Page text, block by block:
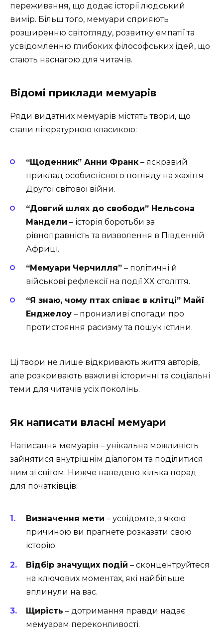
переживання, що додає історії людський
вимір. Більш того, мемуари сприяють
розширенню світогляду, розвитку емпатії та
усвідомленню глибоких філософських ідей, що
стають наснагою для читачів.
Відомі приклади мемуарів
Ряди видатних мемуарів містять твори, що
стали літературною класикою:
“Щоденник” Анни Франк – яскравий
приклад особистісного погляду на жахіття
Другої світової війни.
“Довгий шлях до свободи” Нельсона
Мандели – історія боротьби за
рівноправність та визволення в Південній
Африці.
“Мемуари Черчилля” – політичні й
військові рефлексії на події XX століття.
“Я знаю, чому птах співає в клітці” Майї
Енджелоу – пронизливі спогади про
протистояння расизму та пошук істини.
Ці твори не лише відкривають життя авторів,
але розкривають важливі історичні та соціальні
теми для читачів усіх поколінь.
Як написати власні мемуари
Написання мемуарів – унікальна можливість
зайнятися внутрішнім діалогом та поділитися
ним зі світом. Нижче наведено кілька порад
для початківців:
Визначення мети – усвідомте, з якою
причиною ви прагнете розказати свою
історію.
Відбір значущих подій – сконцентруйтеся
на ключових моментах, які найбільше
вплинули на вас.
Щирість – дотримання правди надає
мемуарам переконливості.